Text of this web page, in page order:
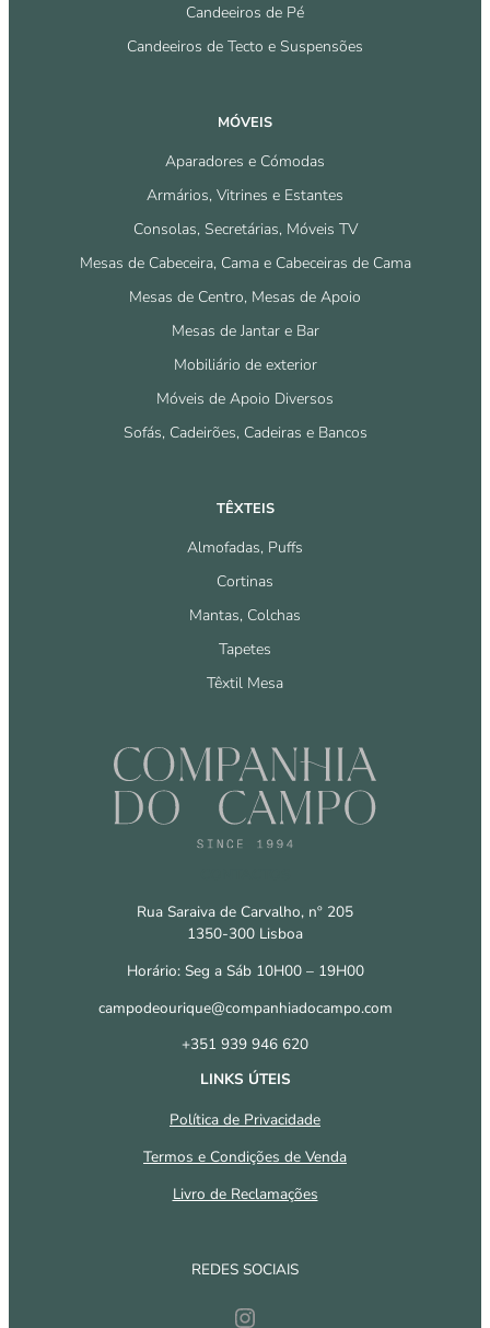
Candeeiros de Pé
Candeeiros de Tecto e Suspensões
MÓVEIS
Aparadores e Cómodas
Armários, Vitrines e Estantes
Consolas, Secretárias, Móveis TV
Mesas de Cabeceira, Cama e Cabeceiras de Cama
Mesas de Centro, Mesas de Apoio
Mesas de Jantar e Bar
Mobiliário de exterior
Móveis de Apoio Diversos
Sofás, Cadeirões, Cadeiras e Bancos
TÊXTEIS
Almofadas, Puffs
Cortinas
Mantas, Colchas
Tapetes
Têxtil Mesa
LINKS ÚTEIS
Política de Privacidade
Termos e Condições de Venda
Livro de Reclamações
REDES SOCIAIS
Instagram
Rua Saraiva de Carvalho, nº 205
1350-300 Lisboa
Horário: Seg a Sáb 10H00 – 19H00
campodeourique@companhiadocampo.com
+351 939 946 620